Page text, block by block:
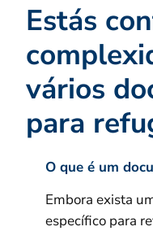
Estás
vários
para
O que é um
Embora exista
específico para